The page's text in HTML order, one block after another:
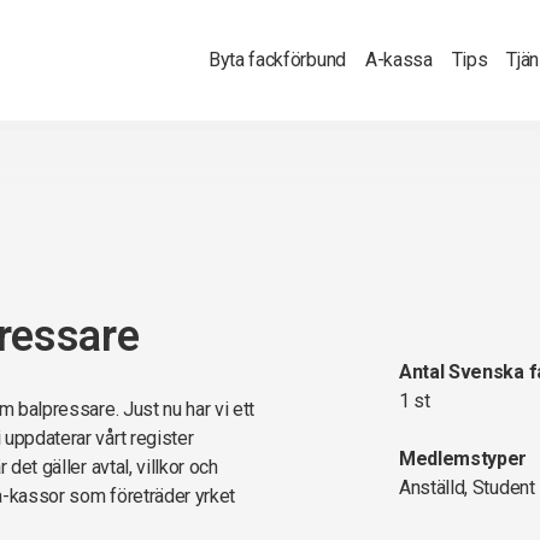
Byta fackförbund A-kassa Tips
balpressare. Just nu har vi ett
vårt register
det gäller avtal, villkor och
kassor som företräder yrket
Antal Svenska
1 st
Medlemstyper
Anställd, Student